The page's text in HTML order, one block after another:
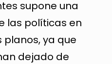
supone una
las políticas en
planos, ya que
dejado de